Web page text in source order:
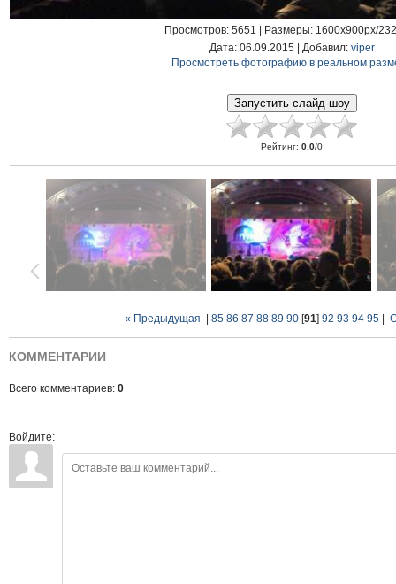
Просмотров: 5651 | Размеры: 1600x900px/
Дата: 06.09.2015 | Добавил: viper
Просмотреть фотографию в реальном
Рейтинг: 0.0/0
« Предыдущая 85 86 87 88 89 90[91] 92 93 94 95|
КОММЕНТАРИИ
Всего комментариев: 0
Войдите: